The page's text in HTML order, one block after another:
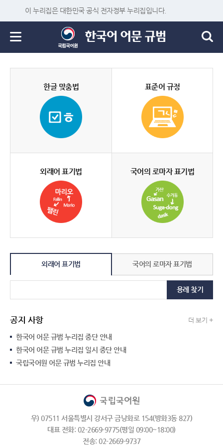
이 누리집은 대한민국 공식 전자정부 누리집입니다.
한글 맞춤법 표준어 규정
외래어 표기법 국어의 로마자 표기법
외래어 표기법 국어의 로마자 표기법
용례 찾기
공지 사항 더 보기 +
한국어 어문 규범 누리집 중단 안내
한국어 어문 규범 누리집 일시 중단 안내
국립국어원 어문 규범 누리집 안내
우) 07511 서울특별시 강서구 금낭화로 154(방화3동 827)
대표 전화: 02-2669-9775(평일 09:00~18:00)
전송: 02-2669-9737